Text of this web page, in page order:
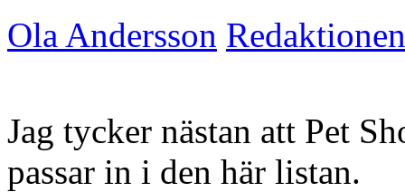
Ola Andersson Redaktionen
Jag tycker nästan att Pet
passar in i den här listan.